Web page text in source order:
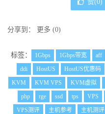
赞(0)
分享到： 更多 (0)
标签： 1Gbps 1Gbps带宽 aff
ddi
HostUS HostUS优惠码
KVM
KVM VPS KVM虚拟
php
rge ssd tps VPS
VPS测评
主机参考 主机测评